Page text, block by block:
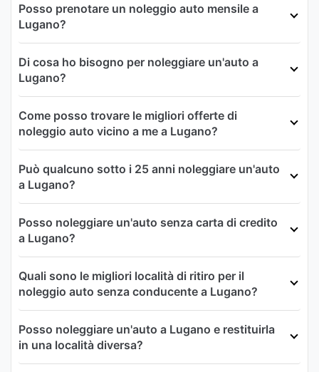
Posso prenotare un noleggio auto mensile a
Lugano?
Di cosa ho bisogno per noleggiare un'auto a
Lugano?
Come posso trovare le migliori offerte di
noleggio auto vicino a me a Lugano?
Può qualcuno sotto i 25 anni noleggiare un'auto
a Lugano?
Posso noleggiare un'auto senza carta di credito
a Lugano?
Quali sono le migliori località di ritiro per il
noleggio auto senza conducente a Lugano?
Posso noleggiare un'auto a Lugano e restituirla
in una località diversa?